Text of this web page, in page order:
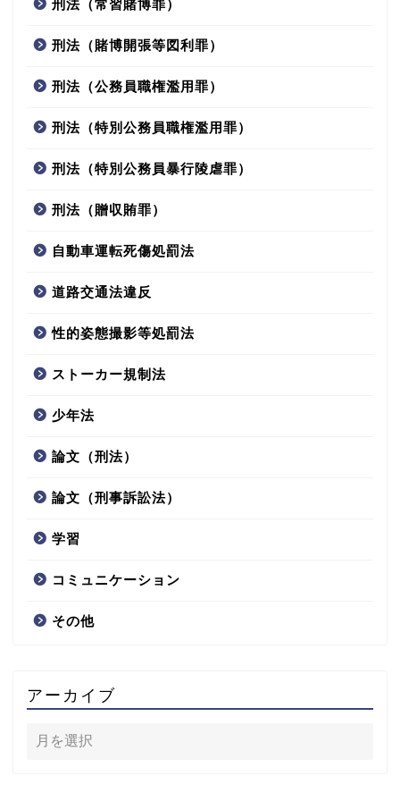
刑法（常習賭博罪）
刑法（賭博開張等図利罪）
刑法（公務員職権濫用罪）
刑法（特別公務員職権濫用罪）
刑法（特別公務員暴行陵虐罪）
刑法（贈収賄罪）
自動車運転死傷処罰法
道路交通法違反
性的姿態撮影等処罰法
ストーカー規制法
少年法
論文（刑法）
論文（刑事訴訟法）
学習
コミュニケーション
その他
アーカイブ